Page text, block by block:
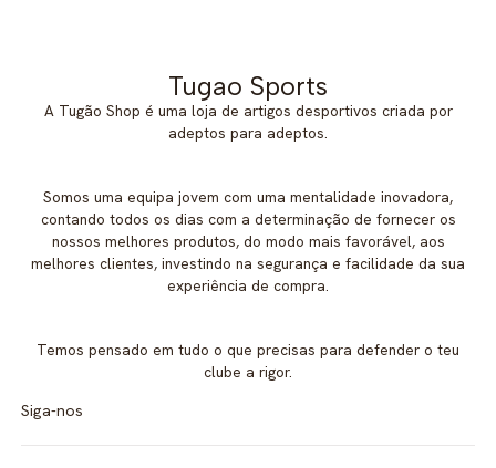
Tugao Sports
A Tugão Shop é uma loja de artigos desportivos criada por
adeptos para adeptos.
Somos uma equipa jovem com uma mentalidade inovadora,
contando todos os dias com a determinação de fornecer os
nossos melhores produtos, do modo mais favorável, aos
melhores clientes, investindo na segurança e facilidade da sua
experiência de compra.
Temos pensado em tudo o que precisas para defender o teu
clube a rigor.
Siga-nos